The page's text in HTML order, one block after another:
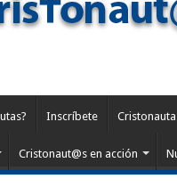
Inscríbete
Cristonaut@s en acción